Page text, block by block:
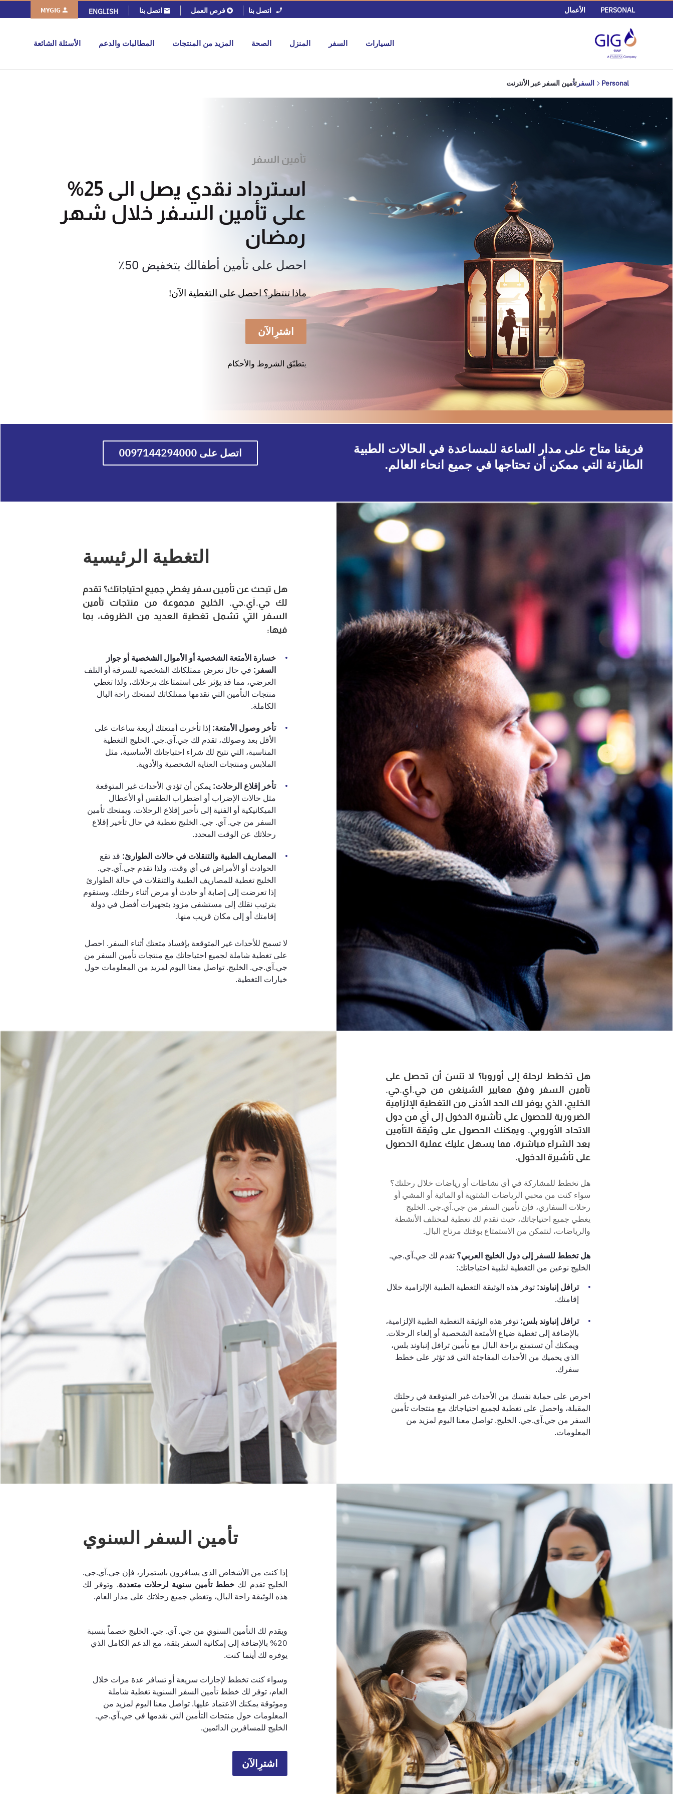
PERSONAL الأعمال اتصل بنا فرص العمل اتصل بنا ENGLISH
MYGIG
السيارات السفر المنزل الصحة المزيد من المنتجات المطالبات والدعم الأسئلة الشائعة
Personal السفر تأمين السفر عبر الأنترنت
تأمين السفر
استرداد نقدي يصل الى 25%
على تأمين السفر خلال شهر
رمضان
احصل على تأمين أطفالك بتخفيض 50٪
ماذا تنتظر؟ احصل على التغطية الآن!
اشترِالآن
يتطبّق الشروط والأحكام
فريقنا متاح على مدار الساعة للمساعدة في الحالات الطبية
الطارئة التي ممكن أن تحتاجها في جميع انحاء العالم.
اتصل على 0097144294000
التغطية الرئيسية
هل تبحث عن تأمين سفر يغطي جميع احتياجاتك؟ تقدم
لك جي.آي.جي. الخليج مجموعة من منتجات تأمين
السفر التي تشمل تغطية العديد من الظروف، بما
فيها:
خسارة الأمتعة الشخصية أو الأموال الشخصية أو جواز
السفر: في حال تعرض ممتلكاتك الشخصية للسرقة أو التلف
العرضي، مما قد يؤثر على استمتاعك برحلاتك، ولذا تغطي
منتجات التأمين التي نقدمها ممتلكاتك لتمنحك راحة البال
الكاملة.
تأخر وصول الأمتعة: إذا تأخرت أمتعتك أربعة ساعات على
الأقل بعد وصولك، تقدم لك جي.آي.جي. الخليج التغطية
المناسبة، التي تتيح لك شراء احتياجاتك الأساسية، مثل
الملابس ومنتجات العناية الشخصية والأدوية.
تأخر إقلاع الرحلات: يمكن أن تؤدي الأحداث غير المتوقعة
مثل حالات الإضراب أو اضطراب الطقس أو الأعطال
الميكانيكية أو الفنية إلى تأخير إقلاع الرحلات. ويمنحك تأمين
السفر من جي. آي. جي. الخليج تغطية في حال تأخير إقلاع
رحلاتك عن الوقت المحدد.
المصاريف الطبية والتنقلات في حالات الطوارئ: قد تقع
الحوادث أو الأمراض في أي وقت، ولذا تقدم جي.آي.جي.
الخليج تغطية للمصاريف الطبية والتنقلات في حالة الطوارئ
إذا تعرضت إلى إصابة أو حادث أو مرض أثناء رحلتك. وسنقوم
بترتيب نقلك إلى مستشفى مزود بتجهيزات أفضل في دولة
إقامتك أو إلى مكان قريب منها.
لا تسمح للأحداث غير المتوقعة بإفساد متعتك أثناء السفر. احصل
على تغطية شاملة لجميع احتياجاتك مع منتجات تأمين السفر من
جي.آي.جي. الخليج. تواصل معنا اليوم لمزيد من المعلومات حول
خيارات التغطية.
هل تخطط لرحلة إلى أوروبا؟ لا تنسَ أن تحصل على
تأمين السفر وفق معايير الشينغن من جي.آي.جي.
الخليج، الذي يوفر لك الحد الأدنى من التغطية الإلزامية
الضرورية للحصول على تأشيرة الدخول إلى أي من دول
الاتحاد الأوروبي. ويمكنك الحصول على وثيقة التأمين
بعد الشراء مباشرة، مما يسهل عليك عملية الحصول
على تأشيرة الدخول.
هل تخطط للمشاركة في أي نشاطات أو رياضات خلال رحلتك؟
سواء كنت من محبي الرياضات الشتوية أو المائية أو المشي أو
رحلات السفاري، فإن تأمين السفر من جي.آي.جي. الخليج
يغطي جميع احتياجاتك، حيث نقدم لك تغطية لمختلف الأنشطة
والرياضات، لتتمكن من الاستمتاع بوقتك مرتاح البال.
هل تخطط للسفر إلى دول الخليج العربي؟ تقدم لك جي.آي.جي.
الخليج نوعين من التغطية لتلبية احتياجاتك:
ترافل إنباوند: توفر هذه الوثيقة التغطية الطبية الإلزامية خلال
إقامتك.
ترافل إنباوند بلس: توفر هذه الوثيقة التغطية الطبية الإلزامية،
بالإضافة إلى تغطية ضياع الأمتعة الشخصية أو إلغاء الرحلات.
ويمكنك أن تستمتع براحة البال مع تأمين ترافل إنباوند بلس،
الذي يحميك من الأحداث المفاجئة التي قد تؤثر على خطط
سفرك.
احرص على حماية نفسك من الأحداث غير المتوقعة في رحلتك
المقبلة، واحصل على تغطية لجميع احتياجاتك مع منتجات تأمين
السفر من جي.آي.جي. الخليج. تواصل معنا اليوم لمزيد من
المعلومات.
تأمين السفر السنوي
إذا كنت من الأشخاص الذي يسافرون باستمرار، فإن جي.آي.جي.
الخليج تقدم لك خطط تأمين سنوية لرحلات متعددة. وتوفر لك
هذه الوثيقة راحة البال، وتغطي جميع رحلاتك على مدار العام.
ويقدم لك التأمين السنوي من جي. آي. جي. الخليج خصماً بنسبة
20% بالإضافة إلى إمكانية السفر بثقة، مع الدعم الكامل الذي
يوفره لك أينما كنت.
وسواء كنت تخطط لإجازات سريعة أو تسافر عدة مرات خلال
العام، توفر لك خطط تأمين السفر السنوية تغطية شاملة
وموثوقة يمكنك الاعتماد عليها. تواصل معنا اليوم لمزيد من
المعلومات حول منتجات التأمين التي نقدمها في جي.آي.جي.
الخليج للمسافرين الدائمين.
اشترِالآن